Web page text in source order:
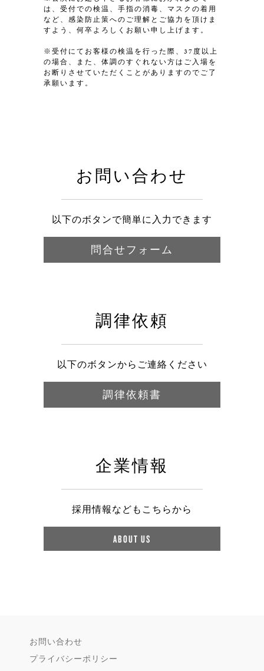
は、受付での検温、手指の消毒、マスクの着用
など、感染防止策へのご理解とご協力を頂けま
すよう、何卒よろしくお願い申し上げます。
※受付にてお客様の検温を行った際、37度以上
の場合、また、体調のすぐれない方はご入場を
お断りさせていただくことがありますのでご了
承願います。
お問い合わせ
以下のボタンで簡単に入力できます
問合せフォーム
調律依頼
以下のボタンからご連絡ください
調律依頼書
企業情報
採用情報などもこちらから
ABOUT US
お問い合わせ
プライバシーポリシー